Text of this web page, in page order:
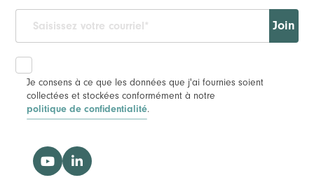
Join
Je consens à ce que les données que j'ai fournies soient
collectées et stockées conformément à notre
politique de confidentialité.